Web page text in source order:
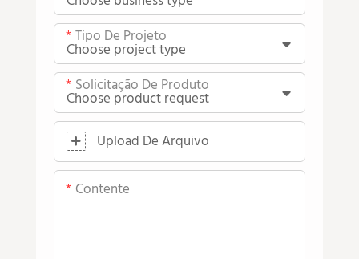
Tipo De Projeto
Solicitação De Produto
Upload De Arquivo
Contente